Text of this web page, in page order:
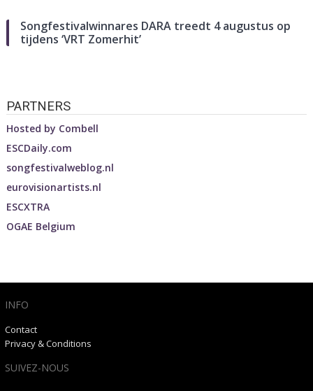
Songfestivalwinnares DARA treedt 4 augustus op
tijdens ‘VRT Zomerhit’
PARTNERS
Hosted by Combell
ESCDaily.com
songfestivalweblog.nl
eurovisionartists.nl
ESCXTRA
OGAE Belgium
INFO
Contact
Privacy & Conditions
SUIVEZ-NOUS